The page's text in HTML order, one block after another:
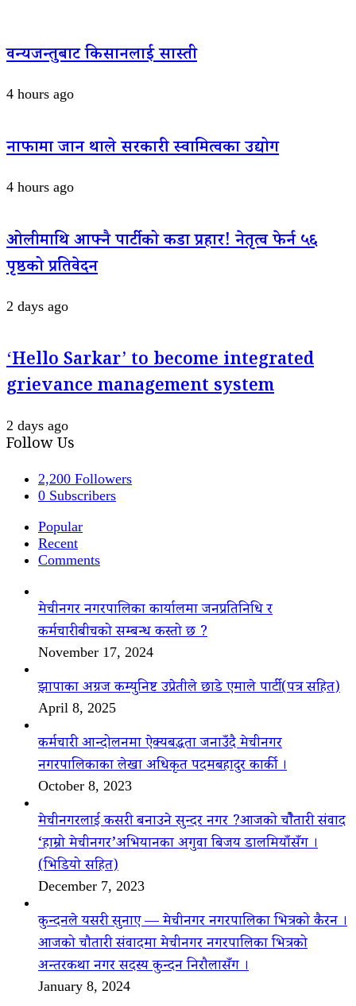
वन्यजन्तुबाट किसानलाई सास्ती
4 hours ago
नाफामा जान थाले सरकारी स्वामित्वका उद्योग
4 hours ago
ओलीमाथि आफ्नै पार्टीको कडा प्रहार! नेतृत्व फेर्न ५६
पृष्ठको प्रतिवेदन
2 days ago
‘Hello Sarkar’ to become integrated
grievance management system
2 days ago
Follow Us
2,200 Followers
0 Subscribers
Popular
Recent
Comments
मेचीनगर नगरपालिका कार्यालमा जनप्रतिनिधि र
कर्मचारीबीचको सम्बन्ध कस्तो छ ?
November 17, 2024
झापाका अग्रज कम्युनिष्ट उप्रेतीले छाडे एमाले पार्टी(पत्र सहित)
April 8, 2025
कर्मचारी आन्दोलनमा ऐक्यबद्धता जनाउँदै मेचीनगर
नगरपालिकाका लेखा अधिकृत पदमबहादुर कार्की ।
October 8, 2023
मेचीनगरलाई कसरी बनाउने सुन्दर नगर ?आजको चौैतारी संवाद
‘हाम्रो मेचीनगर’अभियानका अगुवा बिजय डालमियाँसँग ।
(भिडियो सहित)
December 7, 2023
कुन्दनले यसरी सुनाए — मेचीनगर नगरपालिका भित्रको कैरन ।
आजको चौतारी संवादमा मेचीनगर नगरपालिका भित्रको
अन्तरकथा नगर सदस्य कुन्दन निरौलासँग ।
January 8, 2024